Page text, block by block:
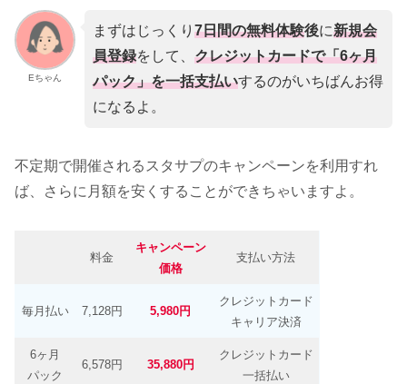
Eちゃん
まずはじっくり 7日間の無料体験後に新規会
員登録をして、 クレジットカードで「6ヶ月
パック」を一括支払いするのがいちばんお得
になるよ。
不定期で開催されるスタサプのキャンペーンを利用すれ
ば、さらに月額を安くすることができちゃいますよ。
料金
キャンペーン
価格
支払い方法
毎月払い 7,128円 5,980円
クレジットカード
キャリア決済
6ヶ月
パック
6,578円 35,880円
クレジットカード
一括払い